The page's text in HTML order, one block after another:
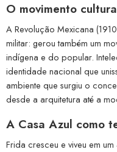
O movimento
A Revolução Mexicana
militar: gerou também um
indígena e do popular.
identidade nacional que
ambiente que surgiu o
desde a arquitetura até a
A Casa Azul como
Frida cresceu e viveu em